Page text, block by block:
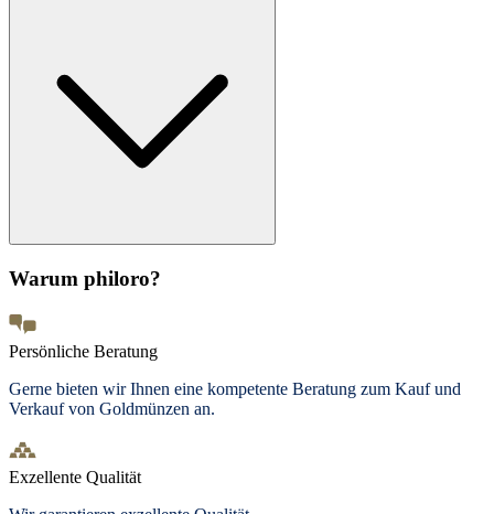
Warum philoro?
Persönliche Beratung
Gerne bieten wir Ihnen eine kompetente Beratung zum Kauf und
Verkauf von Goldmünzen an.
Exzellente Qualität